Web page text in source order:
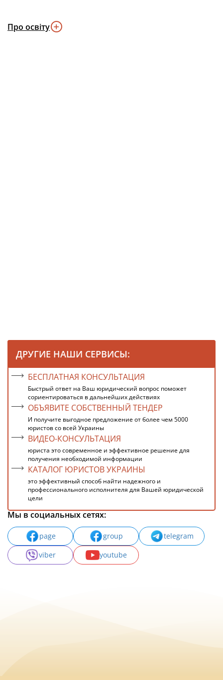
Про освіту
ДРУГИЕ НАШИ СЕРВИСЫ:
БЕСПЛАТНАЯ КОНСУЛЬТАЦИЯ
Быстрый ответ на Ваш юридический вопрос поможет
сориентироваться в дальнейших действиях
ОБЪЯВИТЕ СОБСТВЕННЫЙ ТЕНДЕР
И получите выгодное предложение от более чем 5000
юристов со всей Украины
ВИДЕО-КОНСУЛЬТАЦИЯ
юриста это современное и эффективное решение для
получения необходимой информации
КАТАЛОГ ЮРИСТОВ УКРАИНЫ
это эффективный способ найти надежного и
профессионального исполнителя для Вашей юридической
цели
Мы в социальных сетях:
page group
telegram
viber
youtube